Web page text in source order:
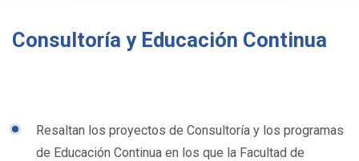
Consultoría y Educación Continua
Resaltan los proyectos de Consultoría y los programas
de Educación Continua en los que la Facultad de